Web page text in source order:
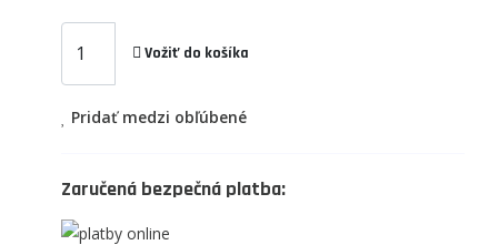
Vožiť do košíka
Pridať medzi obľúbené
Zaručená bezpečná platba: